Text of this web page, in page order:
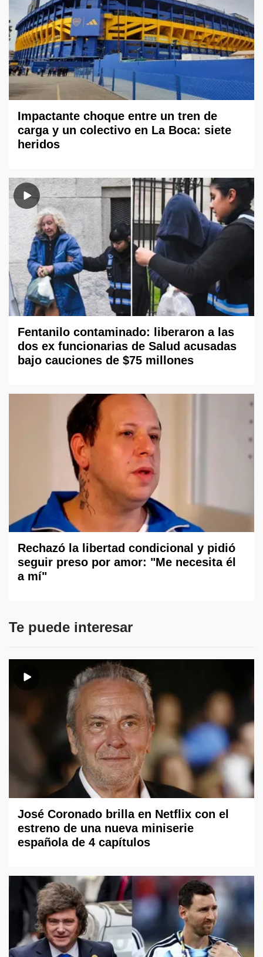
Impactante choque entre un tren de
carga y un colectivo en La Boca: siete
heridos
Fentanilo contaminado: liberaron a las
dos ex funcionarias de Salud acusadas
bajo cauciones de $75 millones
Rechazó la libertad condicional y pidió
seguir preso por amor: "Me necesita él
a mí"
Te puede interesar
José Coronado brilla en Netflix con el
estreno de una nueva miniserie
española de 4 capítulos